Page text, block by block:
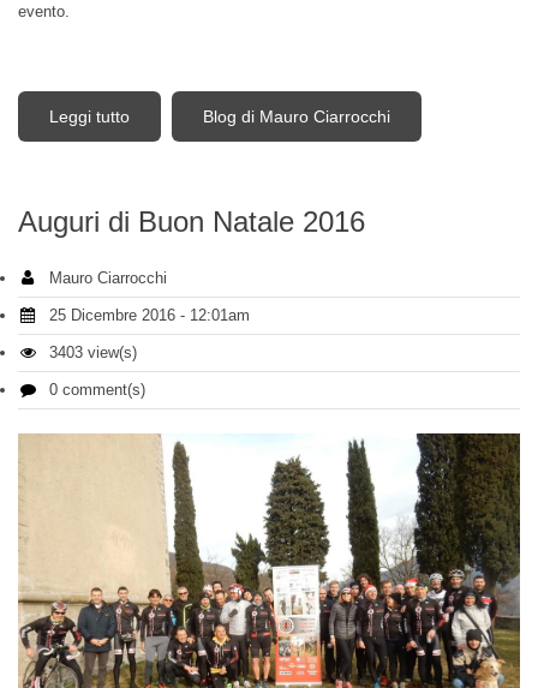
evento.
Leggi tutto su Prova Mute Gialdini Zoot al Centro Le Gocce
Blog di Mauro Ciarrocchi
Auguri di Buon Natale 2016
Mauro Ciarrocchi
25 Dicembre 2016 - 12:01am
3403 view(s)
0 comment(s)